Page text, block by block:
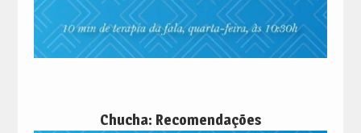
Chucha: Recomendações